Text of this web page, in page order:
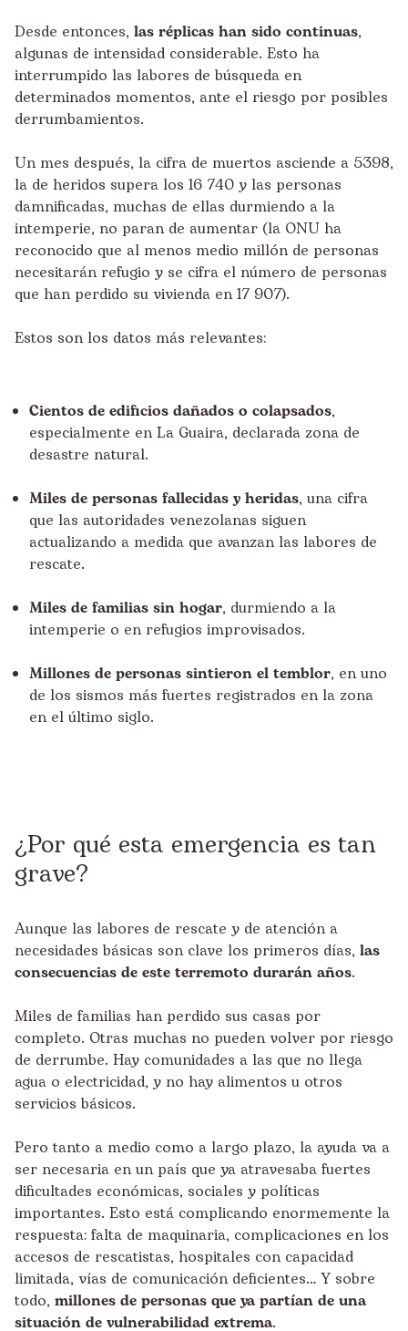
Desde entonces, las réplicas han sido continuas,
algunas de intensidad considerable. Esto ha
interrumpido las labores de búsqueda en
determinados momentos, ante el riesgo por posibles
derrumbamientos.
Un mes después, la cifra de muertos asciende a 5398,
la de heridos supera los 16 740 y las personas
damnificadas, muchas de ellas durmiendo a la
intemperie, no paran de aumentar (la ONU ha
reconocido que al menos medio millón de personas
necesitarán refugio y se cifra el número de personas
que han perdido su vivienda en 17 907).
Estos son los datos más relevantes:
Cientos de edificios dañados o colapsados,
especialmente en La Guaira, declarada zona de
desastre natural.
Miles de personas fallecidas y heridas, una cifra
que las autoridades venezolanas siguen
actualizando a medida que avanzan las labores de
rescate.
Miles de familias sin hogar, durmiendo a la
intemperie o en refugios improvisados.
Millones de personas sintieron el temblor, en uno
de los sismos más fuertes registrados en la zona
en el último siglo.
¿Por qué esta emergencia es tan
grave?
Aunque las labores de rescate y de atención a
necesidades básicas son clave los primeros días, las
consecuencias de este terremoto durarán años.
Miles de familias han perdido sus casas por
completo. Otras muchas no pueden volver por riesgo
de derrumbe. Hay comunidades a las que no llega
agua o electricidad, y no hay alimentos u otros
servicios básicos.
Pero tanto a medio como a largo plazo, la ayuda va a
ser necesaria en un país que ya atravesaba fuertes
dificultades económicas, sociales y políticas
importantes. Esto está complicando enormemente la
respuesta: falta de maquinaria, complicaciones en los
accesos de rescatistas, hospitales con capacidad
limitada, vías de comunicación deficientes… Y sobre
todo, millones de personas que ya partían de una
situación de vulnerabilidad extrema.